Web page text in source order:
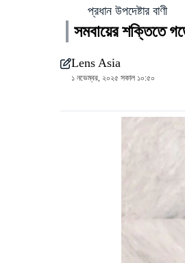
প্রধান উপদেষ্টার বাণী
সমবায়ের শক্তিতে
Lens Asia
১ নভেম্বর, ২০২৫ সকাল ১০:৫০